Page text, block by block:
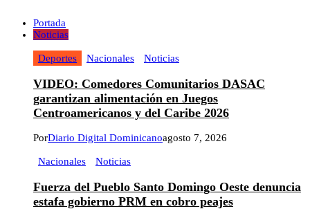
Portada
Noticias
Deportes Nacionales Noticias
VIDEO: Comedores Comunitarios DASAC
garantizan alimentación en Juegos
Centroamericanos y del Caribe 2026
PorDiario Digital Dominicanoagosto 7, 2026
Nacionales Noticias
Fuerza del Pueblo Santo Domingo Oeste denuncia
estafa gobierno PRM en cobro peajes